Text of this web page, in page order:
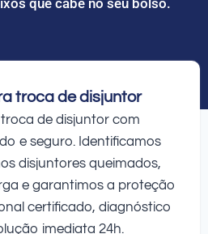
troca de disjuntor
de disjuntor com
e seguro. Identificamos
disjuntores queimados,
e garantimos a proteção
certificado, diagnóstico
imediata 24h.